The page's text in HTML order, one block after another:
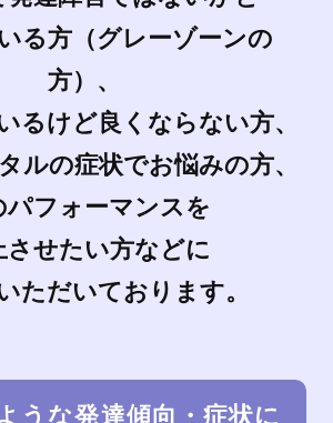
る方（グレーゾーンの
方）、
るけど良くならない方、
ルの症状でお悩みの方、
パフォーマンスを
させたい方などに
ただいております。
うな発達傾向・症状に